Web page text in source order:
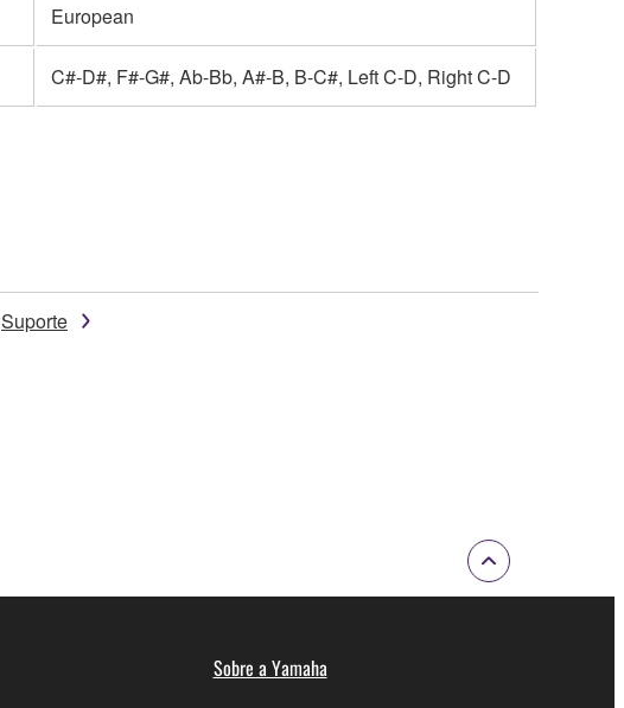
European
C#-D#, F#-G#, Ab-Bb, A#-B, B-C#, Left C-D, Right C-D
Suporte
Sobre a Yamaha